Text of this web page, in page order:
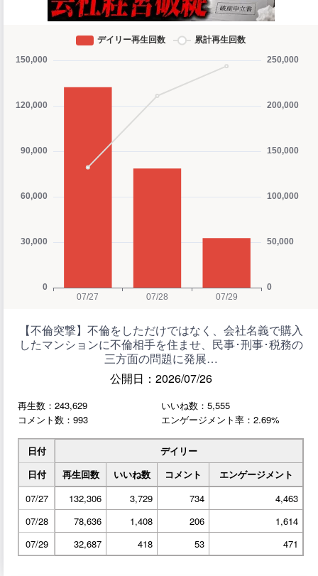
【不倫突撃】不倫をしただけではなく、会社名義で購入
したマンションに不倫相手を住ませ、民事･刑事･税務の
三方面の問題に発展…
公開日：2026/07/26
再生数：243,629
いいね数：5,555
コメント数：993
エンゲージメント率：2.69%
日付
デイリー
日付
再生回数 いいね数 コメント
エンゲージメント
07/27
132,306 3,729 734
4,463
07/28
78,636 1,408 206
1,614
07/29
32,687 418 53 471